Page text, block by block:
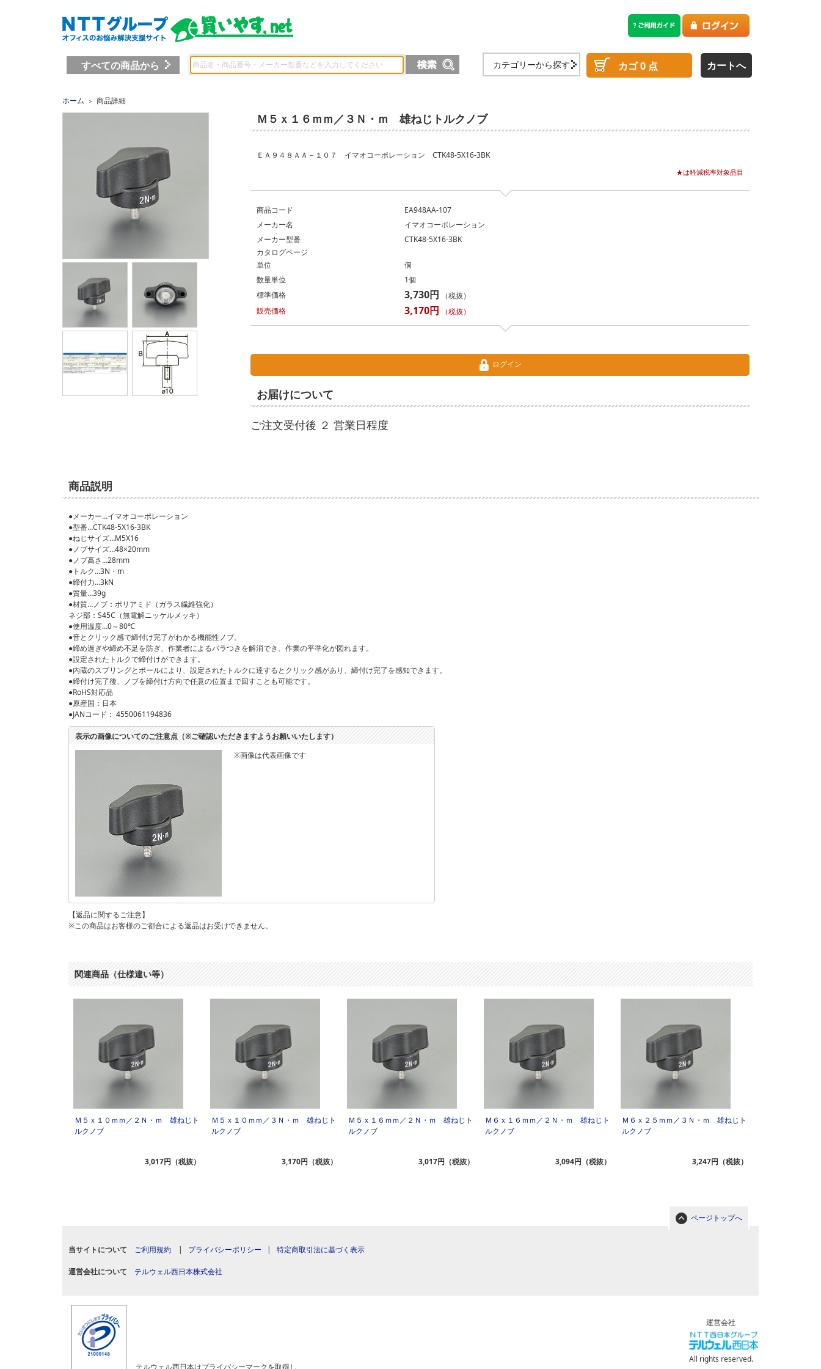
すべての商品から カテゴリーから探す カゴ0 点 カートへ
ホーム ＞ 商品詳細
Ｍ５ｘ１６ｍｍ／３Ｎ・ｍ 雄ねじトルクノブ
ＥＡ９４８ＡＡ－１０７ イマオコーポレーション CTK48-5X16-3BK
★は軽減税率対象品目
商品コード
EA948AA-107
メーカー名
イマオコーポレーション
メーカー型番
CTK48‐5X16‐3BK
カタログページ
単位
個
数量単位
1個
標準価格
3,730円
（税抜）
販売価格
3,170円 （税抜）
ログイン
お届けについて
ご注文受付後 ２ 営業日程度
商品説明
●メーカー…イマオコーポレーション
●型番…CTK48-5X16-3BK
●ねじサイズ…M5X16
●ノブサイズ…48×20mm
●ノブ高さ…28mm
●トルク…3N・m
●締付力…3kN
●質量…39g
●材質…ノブ：ポリアミド（ガラス繊維強化）
ネジ部：S45C（無電解ニッケルメッキ）
●使用温度…0～80℃
●音とクリック感で締付け完了がわかる機能性ノブ。
●締め過ぎや締め不足を防ぎ、作業者によるバラつきを解消でき、作業の平準化が図れます。
●設定されたトルクで締付けができます。
●内蔵のスプリングとボールにより、設定されたトルクに達するとクリック感があり、締付け完了を感知できます。
●締付け完了後、ノブを締付け方向で任意の位置まで回すことも可能です。
●RoHS対応品
●原産国：日本
●JANコード： 4550061194836
表示の画像についてのご注意点（※ご確認いただきますようお願いいたします）
※画像は代表画像です
【返品に関するご注意】
※この商品はお客様のご都合による返品はお受けできません。
関連商品（仕様違い等）
Ｍ５ｘ１０ｍｍ／２Ｎ・ｍ 雄ねじト
ルクノブ
3,017円（税抜）
Ｍ５ｘ１０ｍｍ／３Ｎ・ｍ 雄ねじト
ルクノブ
3,170円（税抜）
Ｍ５ｘ１６ｍｍ／２Ｎ・ｍ 雄ねじト
ルクノブ
3,017円（税抜）
Ｍ６ｘ１６ｍｍ／２Ｎ・ｍ 雄ねじト
ルクノブ
3,094円（税抜）
Ｍ６ｘ２５ｍｍ／３Ｎ・ｍ 雄ねじト
ルクノブ
3,247円（税抜）
ページトップへ
当サイトについて ご利用規約 | プライバシーポリシー | 特定商取引法に基づく表示
運営会社について テルウェル西日本株式会社
テルウェル西日本はプライバシーマークを取得し、
運営会社
All rights reserved.